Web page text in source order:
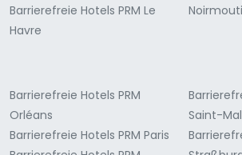
Barrierefreie Hotels PRM Le
Havre
Barrierefreie Hotels PRM
Orléans
Barrierefreie Hotels PRM Paris
Saint-